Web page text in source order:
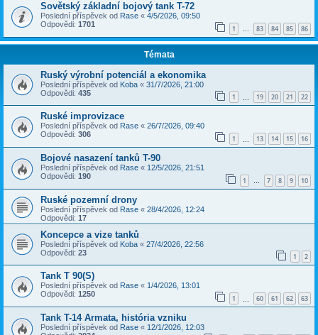
Sovětský základní bojový tank T-72
Poslední příspěvek od Rase « 4/5/2026, 09:50
Odpovědi: 1701 1 … 83 84 85 86
Témata
Ruský výrobní potenciál a ekonomika
Poslední příspěvek od Koba « 31/7/2026, 21:00
Odpovědi: 435 1 19 20 21 22
Ruské improvizace
Poslední příspěvek od Rase « 26/7/2026, 09:40
Odpovědi: 306 1 13 14 15 16
Bojové nasazení tanků T-90
Poslední příspěvek od Rase « 12/5/2026, 21:51
Odpovědi: 190 1 … 7 8 9 10
Ruské pozemní drony
Poslední příspěvek od Rase « 28/4/2026, 12:24
Odpovědi: 17
Koncepce a vize tanků
Poslední příspěvek od Koba « 27/4/2026, 22:56
Odpovědi: 23 1 2
Tank T 90(S)
Poslední příspěvek od Rase « 1/4/2026, 13:01
Odpovědi: 1250 1 60 61 62 63
Tank T-14 Armata, história vzniku
Poslední příspěvek od Rase « 12/1/2026, 12:03